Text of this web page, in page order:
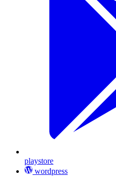
playstore
wordpress